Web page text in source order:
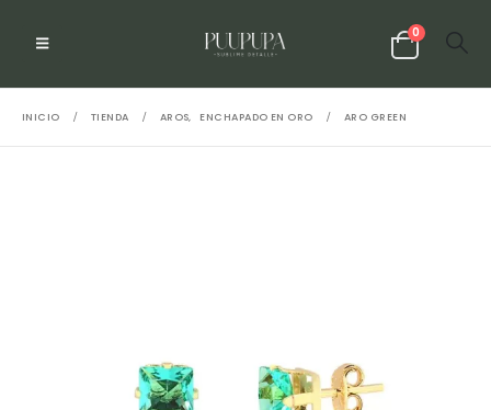
0
INICIO TIENDA AROS, ENCHAPADO EN ORO ARO GREEN